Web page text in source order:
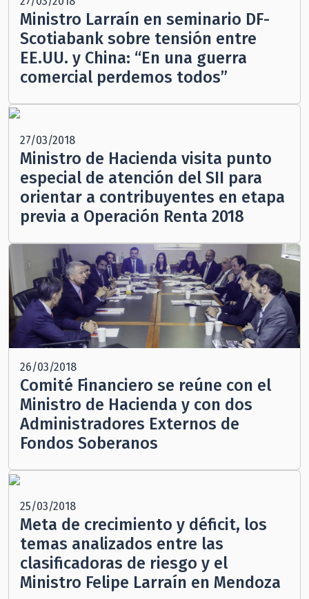
Ministro Larraín en seminario DF-
Scotiabank sobre tensión entre
EE.UU. y China: “En una guerra
comercial perdemos todos”
27/03/2018
Ministro de Hacienda visita punto
especial de atención del SII para
orientar a contribuyentes en etapa
previa a Operación Renta 2018
26/03/2018
Comité Financiero se reúne con el
Ministro de Hacienda y con dos
Administradores Externos de
Fondos Soberanos
25/03/2018
Meta de crecimiento y déficit, los
temas analizados entre las
clasificadoras de riesgo y el
Ministro Felipe Larraín en Mendoza